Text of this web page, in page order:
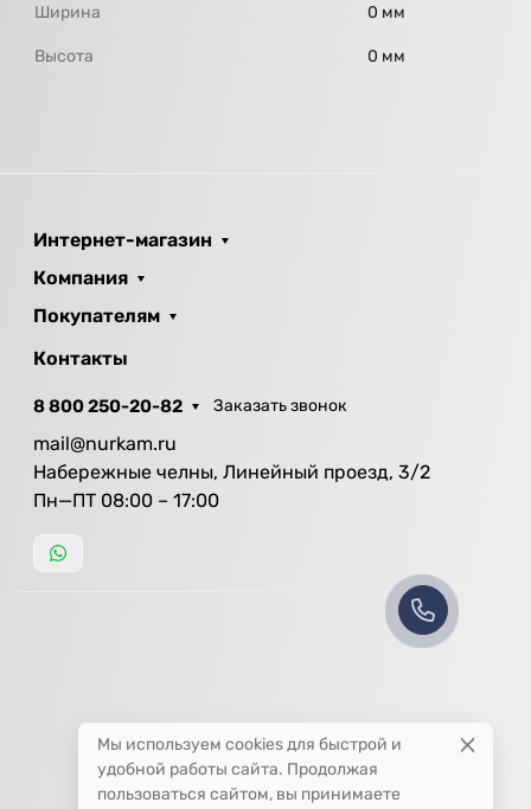
Ширина 0 мм
Высота 0 мм
Интернет-магазин
Компания
Покупателям
Контакты
8 800 250-20-82 Заказать звонок
mail@nurkam.ru
Набережные челны, Линейный проезд, 3/2
Пн—ПТ 08:00 – 17:00
Мы используем cookies для быстрой и
удобной работы сайта. Продолжая
пользоваться сайтом, вы принимаете